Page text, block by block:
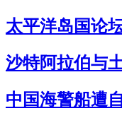
太平洋岛国论
沙特阿拉伯与
中国海警船遭